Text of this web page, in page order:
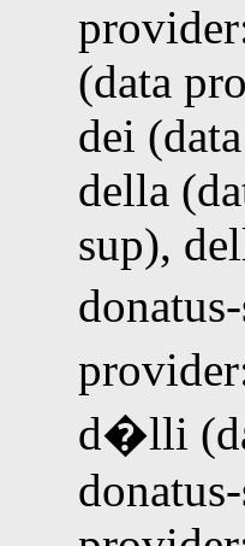
(data
dei
della
sup),
d�lli